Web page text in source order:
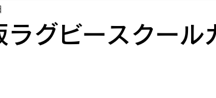
グビースクール